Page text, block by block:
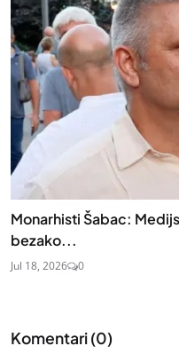
Monarhisti Šabac:
bezako...
Jul 18, 2026 0
Komentari (0)